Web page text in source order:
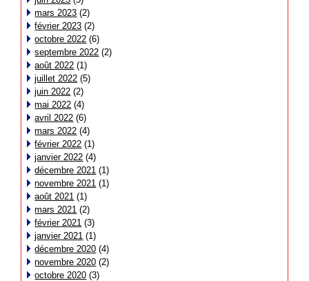
mars 2023 (2)
février 2023 (2)
octobre 2022 (6)
septembre 2022 (2)
août 2022 (1)
juillet 2022 (5)
juin 2022 (2)
mai 2022 (4)
avril 2022 (6)
mars 2022 (4)
février 2022 (1)
janvier 2022 (4)
décembre 2021 (1)
novembre 2021 (1)
août 2021 (1)
mars 2021 (2)
février 2021 (3)
janvier 2021 (1)
décembre 2020 (4)
novembre 2020 (2)
octobre 2020 (3)